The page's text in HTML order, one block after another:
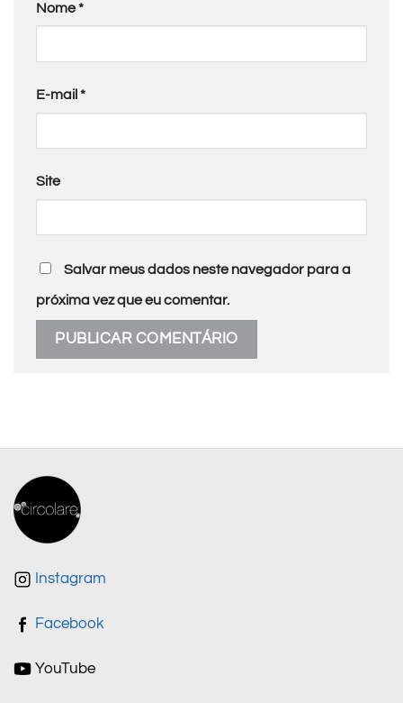
Nome*
E-mail *
Site
Salvar meus dados neste navegador para a
próxima vez que eu comentar.
Instagram
Facebook
YouTube